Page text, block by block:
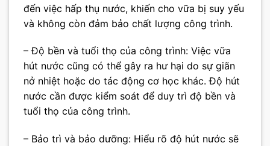
đến việc hấp thụ nước, khiến cho vữa bị suy yếu
và không còn đảm bảo chất lượng công trình.
– Độ bền và tuổi thọ của công trình: Việc vữa
hút nước cũng có thể gây ra hư hại do sự giãn
nở nhiệt hoặc do tác động cơ học khác. Độ hút
nước cần được kiểm soát để duy trì độ bền và
tuổi thọ của công trình.
– Bảo trì và bảo dưỡng: Hiểu rõ độ hút nước sẽ